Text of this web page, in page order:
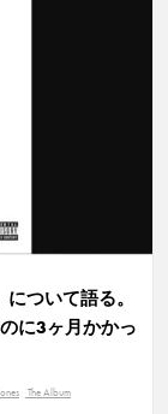
ついて語る。
に3ヶ月かかっ
The Album